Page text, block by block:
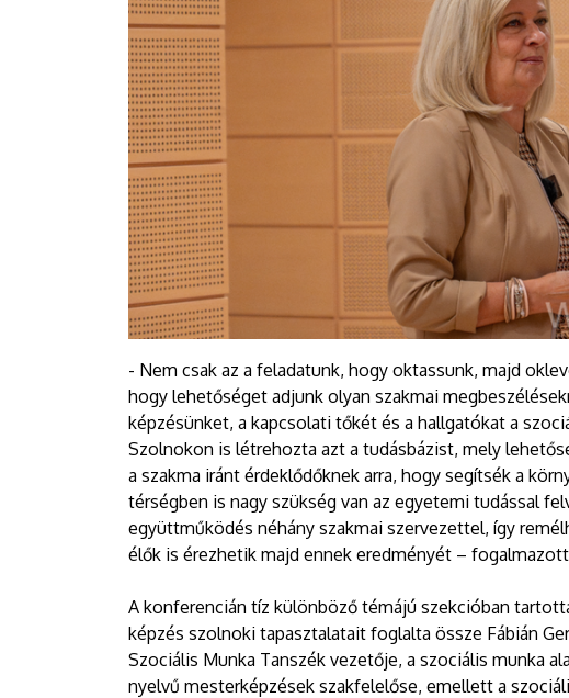
- Nem csak az a feladatunk, hogy oktassunk, majd
hogy lehetőséget adjunk olyan szakmai
képzésünket, a kapcsolati tőkét és a hallgatókat a
Szolnokon is létrehozta azt a tudásbázist, mely
a szakma iránt érdeklődőknek arra, hogy segítsék a
térségben is nagy szükség van az egyetemi tudással
együttműködés néhány szakmai szervezettel, így
élők is érezhetik majd ennek eredményét –
A konferencián tíz különböző témájú szekcióban
képzés szolnoki tapasztalatait foglalta össze Fábián
Szociális Munka Tanszék vezetője, a szociális munka
nyelvű mesterképzések szakfelelőse, emellett a